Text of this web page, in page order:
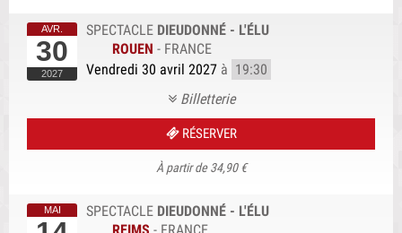
30
SPECTACLE DIEUDONNÉ - L'ÉLU
ROUEN - FRANCE
Vendredi 30 avril 2027 à 19:30
Billetterie
RÉSERVER
À partir de 34,90 €
SPECTACLE DIEUDONNÉ - L'ÉLU